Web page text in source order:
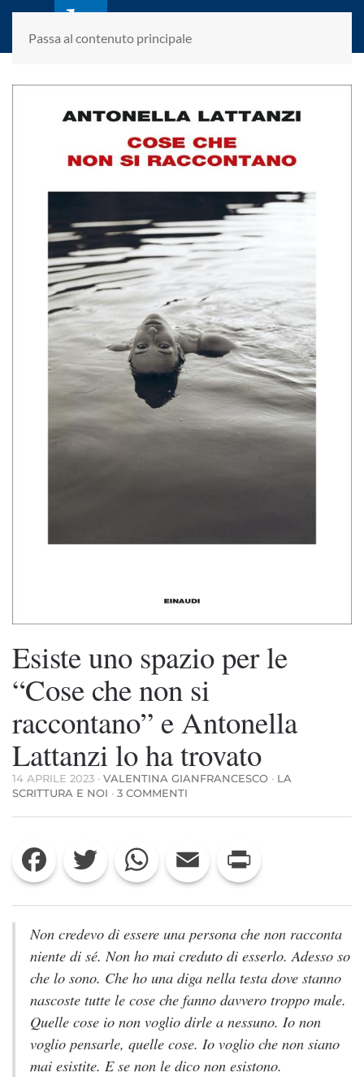
Passa al contenuto principale
laletteraturaenoi.it
fondato da Romano Luperini
Esiste uno spazio per le
“Cose che non si
raccontano” e Antonella
Lattanzi lo ha trovato
14 APRILE 2023 · VALENTINA GIANFRANCESCO · LA
SCRITTURA E NOI · 3 COMMENTI
UNO
PER
LE
“COSE
NON
RACCONTANO”
E
LATTANZI
LO
TROVATO
Facebook Twitter WhatsApp Email
Non credevo di essere una persona che non racconta
niente di sé. Non ho mai creduto di esserlo. Adesso so
che lo sono. Che ho una diga nella testa dove stanno
nascoste tutte le cose che fanno davvero troppo male.
Quelle cose io non voglio dirle a nessuno. Io non
voglio pensarle, quelle cose. Io voglio che non siano
mai esistite. E se non le dico non esistono.